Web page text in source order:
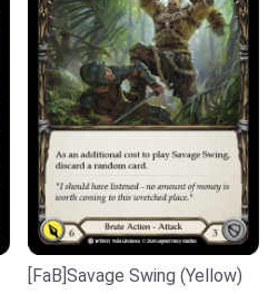
[FaB]Savage Swing (Yellow)